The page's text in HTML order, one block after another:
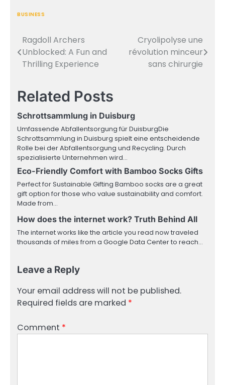
BUSINESS
Post
navigation
Ragdoll Archers
Unblocked: A Fun and
Thrilling Experience
Cryolipolyse une
révolution minceur
sans chirurgie
Related Posts
Schrottsammlung in Duisburg
Umfassende Abfallentsorgung für DuisburgDie
Schrottsammlung in Duisburg spielt eine entscheidende
Rolle bei der Abfallentsorgung und Recycling. Durch
spezialisierte Unternehmen wird…
Eco-Friendly Comfort with Bamboo Socks Gifts
Perfect for Sustainable Gifting Bamboo socks are a great
gift option for those who value sustainability and comfort.
Made from…
How does the internet work? Truth Behind All
The internet works like the article you read now traveled
thousands of miles from a Google Data Center to reach…
Leave a Reply
Your email address will not be published.
Required fields are marked *
Comment *